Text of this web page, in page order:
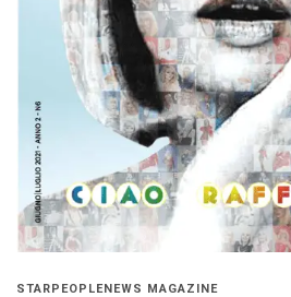
STARPEOPLENEWS MAGAZINE